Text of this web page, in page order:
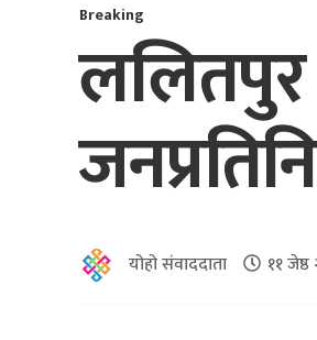
Breaking
ललितपुर
योहो संवाददाता ११